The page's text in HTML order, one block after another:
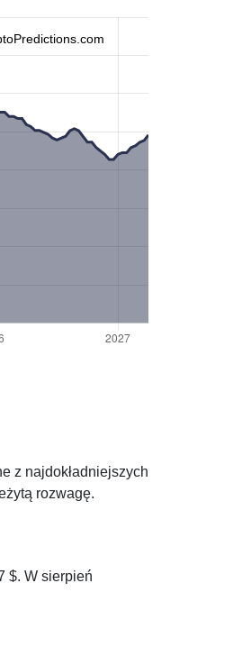
z najdokładniejszych
rozwagę.
$. W sierpień